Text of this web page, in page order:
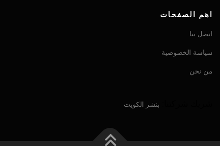
اهم الصفحات
اتصل بنا
سياسة الخصوصية
من نحن
بنشر الكويت